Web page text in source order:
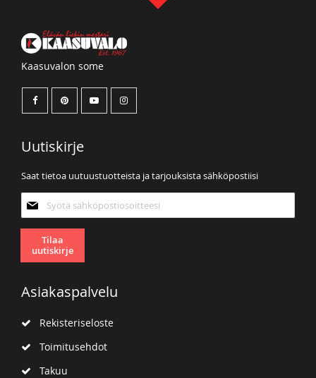
Kaasuvalon some
Uutiskirje
Saat tietoa uutuustuotteista ja tarjouksista sähköpostiisi
uutiskirjeemme:
Tilaa
uutiskirje
Asiakaspalvelu
Rekisteriseloste
Toimitusehdot
Takuu